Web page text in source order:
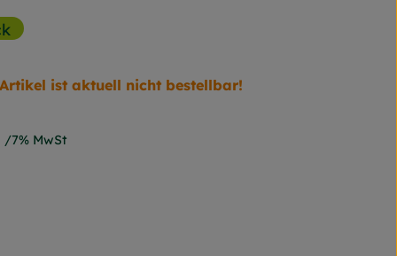
Artikel ist aktuell nicht bestellbar!
7% MwSt